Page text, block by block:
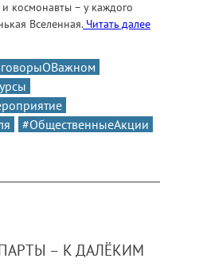
космонавты – у каждого
Вселенная.Читать далее
#ОбщественныеАкции
– К ДАЛЁКИМ